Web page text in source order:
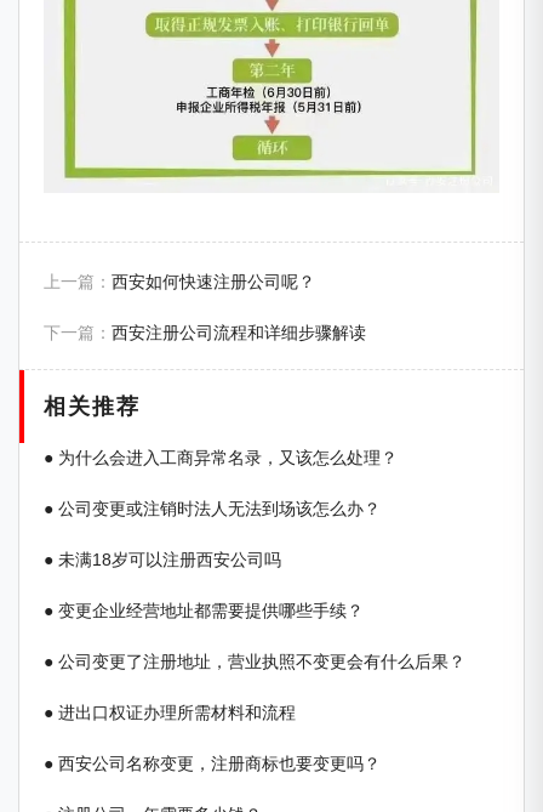
上一篇： 西安如何快速注册公司呢？
下一篇： 西安注册公司流程和详细步骤解读
相关推荐
● 为什么会进入工商异常名录，又该怎么处理？
● 公司变更或注销时法人无法到场该怎么办？
● 未满18岁可以注册西安公司吗
● 变更企业经营地址都需要提供哪些手续？
● 公司变更了注册地址，营业执照不变更会有什么后果？
● 进出口权证办理所需材料和流程
● 西安公司名称变更，注册商标也要变更吗？